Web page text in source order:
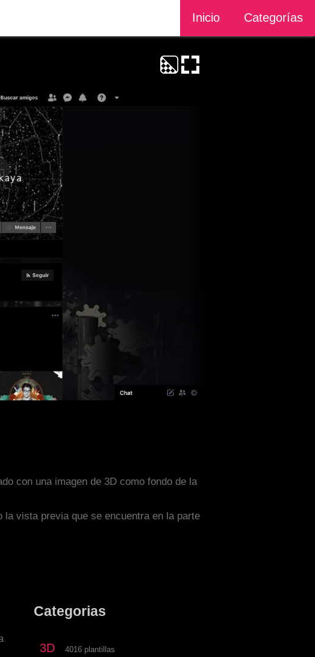
Inicio Categorías
con una imagen de 3D como fondo de la
vista previa que se encuentra en la parte
Categorias
3D 4016 plantillas